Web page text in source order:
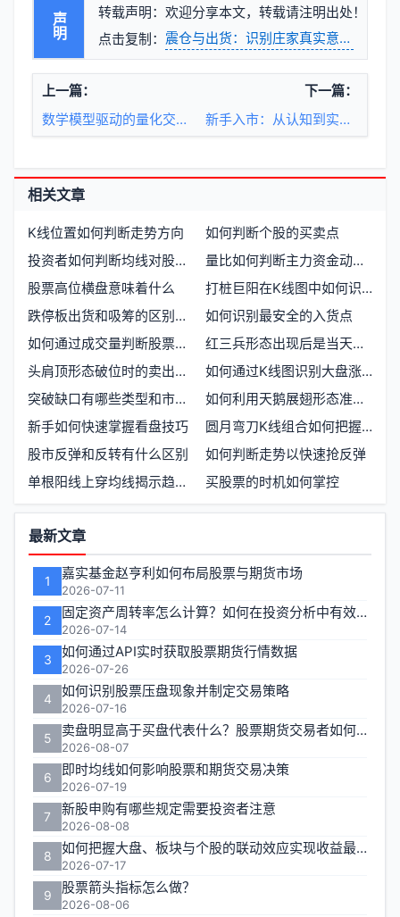
声明
转载声明：欢迎分享本文，转载请注明出处！
点击复制： 震仓与出货：识别庄家真实意图的市场
上一篇：
数学模型驱动的量化交易系统如何重塑市场决策
下一篇：
新手入市：从认知到实践的三重跃迁
相关文章
K线位置如何判断走势方向
如何判断个股的买卖点
投资者如何判断均线对股价的阻力卖点
量比如何判断主力资金动向与买卖时机
股票高位横盘意味着什么
打桩巨阳在K线图中如何识别与应用实战案例解析
跌停板出货和吸筹的区别是什么
如何识别最安全的入货点
如何通过成交量判断股票走势趋势
红三兵形态出现后是当天买入还是次日买入更合适
头肩顶形态破位时的卖出决策与市场心理
如何通过K线图识别大盘涨跌趋势
突破缺口有哪些类型和市场意义
如何利用天鹅展翅形态准确抄底买入
新手如何快速掌握看盘技巧
圆月弯刀K线组合如何把握短线买入时机
股市反弹和反转有什么区别
如何判断走势以快速抢反弹
单根阳线上穿均线揭示趋势反转信号
买股票的时机如何掌控
功
能
区
最新文章
1 嘉实基金赵亨利如何布局股票与期货市场
2026-07-11
2 固定资产周转率怎么计算？如何在投资分析中有效运用？
2026-07-14
3 如何通过API实时获取股票期货行情数据
2026-07-26
4 如何识别股票压盘现象并制定交易策略
2026-07-16
5 卖盘明显高于买盘代表什么？股票期货交易者如何应对
2026-08-07
6 即时均线如何影响股票和期货交易决策
2026-07-19
7 新股申购有哪些规定需要投资者注意
2026-08-08
8 如何把握大盘、板块与个股的联动效应实现收益最大化？
2026-07-17
9 股票箭头指标怎么做？
2026-08-06